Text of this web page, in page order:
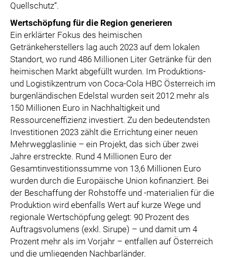
Quellschutz“.
Wertschöpfung für die Region generieren
Ein erklärter Fokus des heimischen
Getränkeherstellers lag auch 2023 auf dem lokalen
Standort, wo rund 486 Millionen Liter Getränke für den
heimischen Markt abgefüllt wurden. Im Produktions-
und Logistikzentrum von Coca-Cola HBC Österreich im
burgenländischen Edelstal wurden seit 2012 mehr als
150 Millionen Euro in Nachhaltigkeit und
Ressourceneffizienz investiert. Zu den bedeutendsten
Investitionen 2023 zählt die Errichtung einer neuen
Mehrwegglaslinie – ein Projekt, das sich über zwei
Jahre erstreckte. Rund 4 Millionen Euro der
Gesamtinvestitionssumme von 13,6 Millionen Euro
wurden durch die Europäische Union kofinanziert. Bei
der Beschaffung der Rohstoffe und -materialien für die
Produktion wird ebenfalls Wert auf kurze Wege und
regionale Wertschöpfung gelegt: 90 Prozent des
Auftragsvolumens (exkl. Sirupe) – und damit um 4
Prozent mehr als im Vorjahr – entfallen auf Österreich
und die umliegenden Nachbarländer.